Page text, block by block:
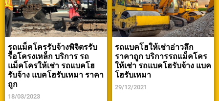
รถแม็คโครรับจ้างพิจิตรรับ
รื้อโครงเหล็ก บริการ รถ
แม็คโครให้เช่า รถแบคโฮ
รับจ้าง แบคโฮรับเหมา ราคา
ถูก
18/03/2023
รถแบคโฮให้เช่าอ่าวลึก
ราคาถูก บริการรถแม็คโคร
ให้เช่า รถแบคโฮรับจ้าง แบค
โฮรับเหมา
29/12/2021